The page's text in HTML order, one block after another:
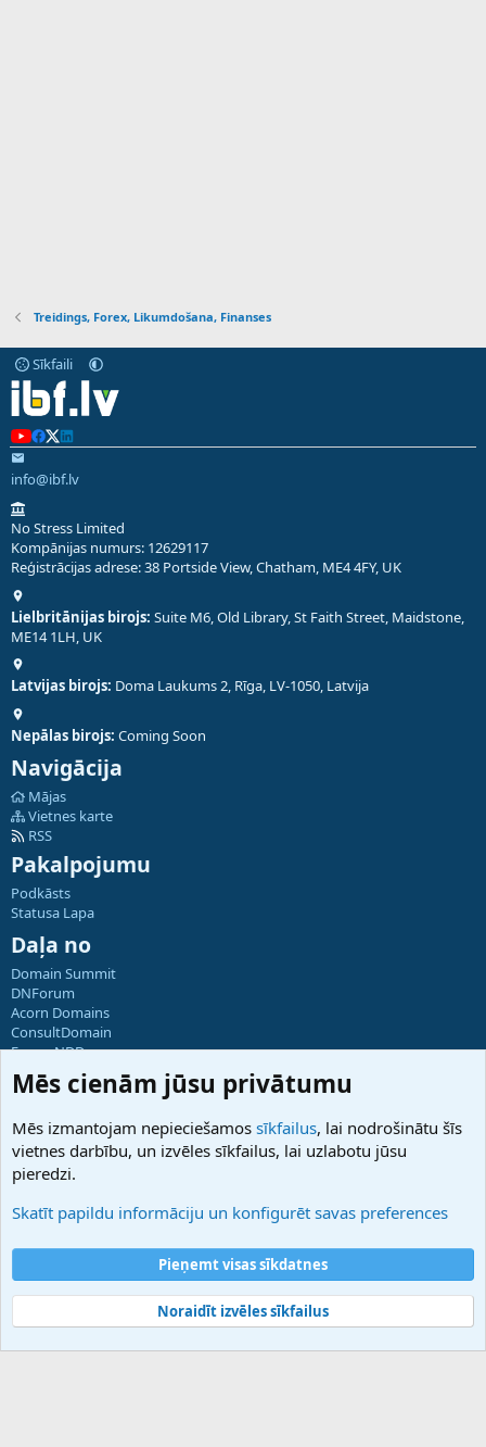
Treidings, Forex, Likumdošana, Finanses
Sīkfaili
info@ibf.lv
No Stress Limited
Kompānijas numurs: 12629117
Reģistrācijas adrese: 38 Portside View, Chatham, ME4 4FY, UK
Lielbritānijas birojs: Suite M6, Old Library, St Faith Street, Maidstone,
ME14 1LH, UK
Latvijas birojs: Doma Laukums 2, Rīga, LV-1050, Latvija
Nepālas birojs: Coming Soon
Navigācija
Mājas
Vietnes karte
RSS
Pakalpojumu
Podkāsts
Statusa Lapa
Daļa no
Domain Summit
DNForum
Acorn Domains
ConsultDomain
ForumNDD
Domainforum.ro
27.be
Hostmaria
Atbalsts
Palīdzība
Noteikumi un nosacījumi
Privātuma politika
Community platform by XenForo® © 2010-2025 XenForo Ltd.
Mēs cienām jūsu privātumu
Mēs izmantojam nepieciešamos sīkfailus, lai nodrošinātu šīs
vietnes darbību, un izvēles sīkfailus, lai uzlabotu jūsu
pieredzi.
Skatīt papildu informāciju un konfigurēt savas preferences
Pieņemt visas sīkdatnes
Noraidīt izvēles sīkfailus